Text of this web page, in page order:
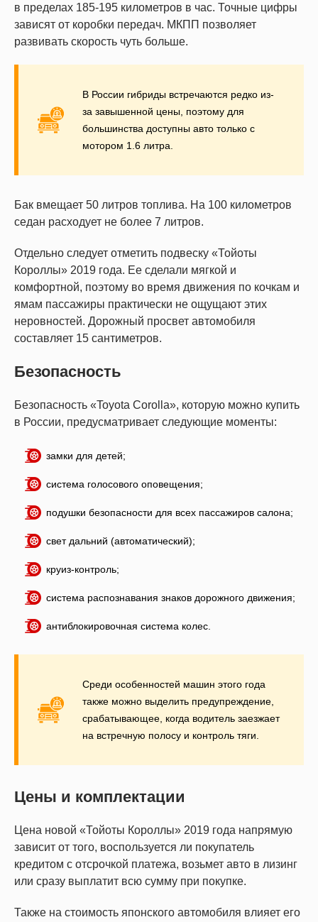
в пределах 185-195 километров в час. Точные цифры
зависят от коробки передач. МКПП позволяет
развивать скорость чуть больше.
В России гибриды встречаются редко из-
за завышенной цены, поэтому для
большинства доступны авто только с
мотором 1.6 литра.
Бак вмещает 50 литров топлива. На 100 километров
седан расходует не более 7 литров.
Отдельно следует отметить подвеску «Тойоты
Короллы» 2019 года. Ее сделали мягкой и
комфортной, поэтому во время движения по кочкам и
ямам пассажиры практически не ощущают этих
неровностей. Дорожный просвет автомобиля
составляет 15 сантиметров.
Безопасность
Безопасность «Toyota Corolla», которую можно купить
в России, предусматривает следующие моменты:
замки для детей;
система голосового оповещения;
подушки безопасности для всех пассажиров салона;
свет дальний (автоматический);
круиз-контроль;
система распознавания знаков дорожного движения;
антиблокировочная система колес.
Среди особенностей машин этого года
также можно выделить предупреждение,
срабатывающее, когда водитель заезжает
на встречную полосу и контроль тяги.
Цены и комплектации
Цена новой «Тойоты Короллы» 2019 года напрямую
зависит от того, воспользуется ли покупатель
кредитом с отсрочкой платежа, возьмет авто в лизинг
или сразу выплатит всю сумму при покупке.
Также на стоимость японского автомобиля влияет его